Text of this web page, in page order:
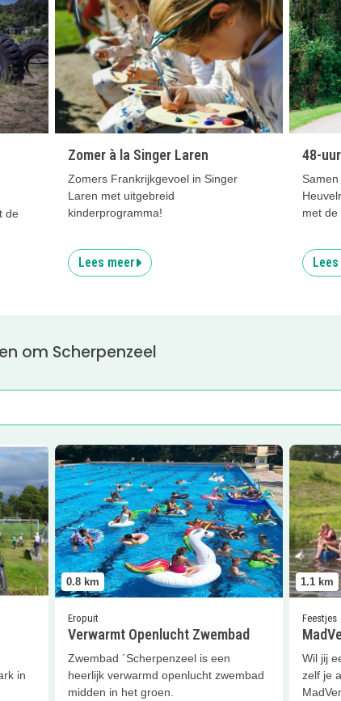
de
Zomer à la Singer Laren
Zomers Frankrijkgevoel in Singer
Laren met uitgebreid
kinderprogramma!
Lees meer
48-
met de
om Scherpenzeel
in
0.8 km
Eropuit
Verwarmt Openlucht Zwembad
Zwembad ´Scherpenzeel is een
heerlijk verwarmd openlucht zwembad
midden in het groen.
Lees meer Verwarmt Openlucht Zwembad
1.1 km
Feestjes
Wil jij
zelf je
Lees